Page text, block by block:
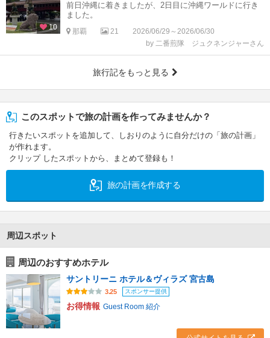
10
前日沖縄に着きましたが、2日目に沖縄ワールドに行き
ました。
那覇 21
2026/06/29～2026/06/30
by 二番煎隊 ジュクネンジャーさん
旅行記をもっと見る
このスポットで旅の計画を作ってみませんか？
行きたいスポットを追加して、しおりのように自分だけの「旅の計画」
が作れます。
クリップ したスポットから、まとめて登録も！
旅の計画を作成する
周辺スポット
周辺のおすすめホテル
サントリーニ ホテル＆ヴィラズ 宮古島
3.25 スポンサー提供
お得情報 Guest Room 紹介